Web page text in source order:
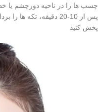
چسب ها را در ناحیه دورچشم یا
پس از 10-20 دقیقه، تکه
پخش کنید